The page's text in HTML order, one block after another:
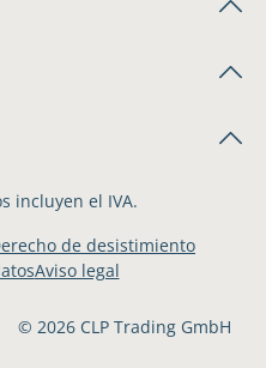
incluyen el IVA.
© 2026 CLP Trading GmbH
de desistimiento
Aviso legal